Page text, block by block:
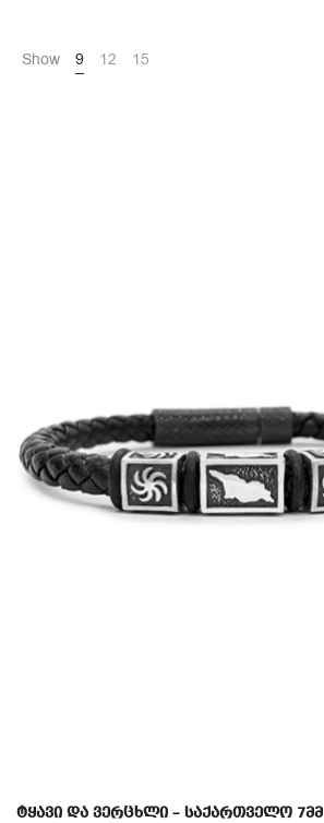
Show 9 12 15
ტყავი და ვერცხლი – საქართველო 7მმ